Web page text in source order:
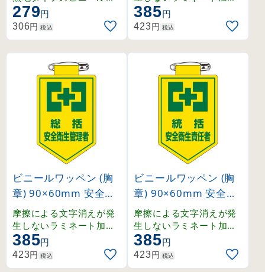
ッペン。
279円
306円 税込
済みワッペン。
385円
423円 税込
ビニールワッペン (胸
章) 90×60mm 安全ピ
ン式 総括 安全衛生管
理者 (126002)
摩擦による文字消えが発
生しないラミネート加工
済みワッペン。
385円
423円 税込
ビニールワッペン (胸
章) 90×60mm 安全ピ
ン式 統括 安全衛生責
任者 (126003)
摩擦による文字消えが発
生しないラミネート加工
済みワッペン。
385円
423円 税込